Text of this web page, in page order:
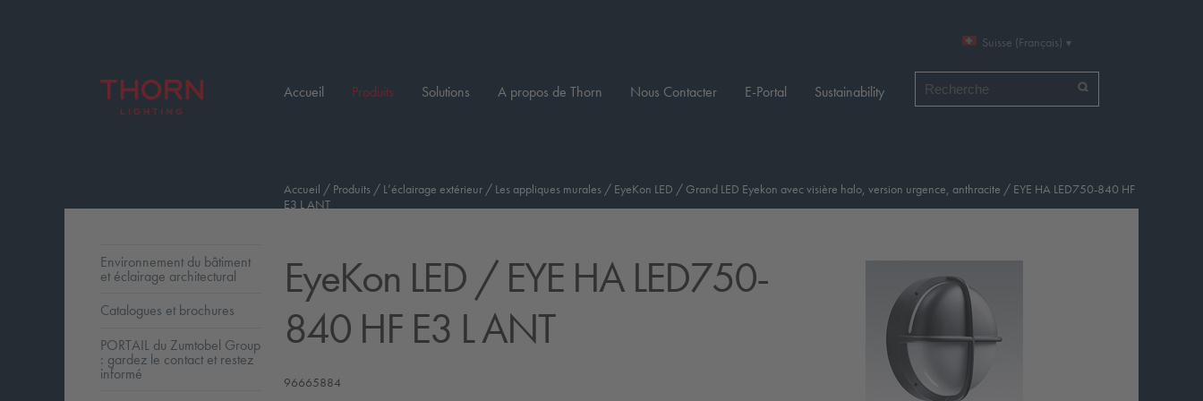
Suisse (Français)
Accueil Produits Solutions A propos de Thorn Nous Contacter E-Portal Sustainability
Accueil / Produits / L’éclairage extérieur / Les appliques murales / EyeKon LED / Grand LED Eyekon avec visière halo, version urgence, anthracite / EYE HA LED750-840 HF
E3 L ANT
EyeKon LED / EYE HA LED750-
840 HF E3 L ANT
96665884
Environnement du bâtiment
et éclairage architectural
Catalogues et brochures
PORTAIL du Zumtobel Group
: gardez le contact et restez
informé